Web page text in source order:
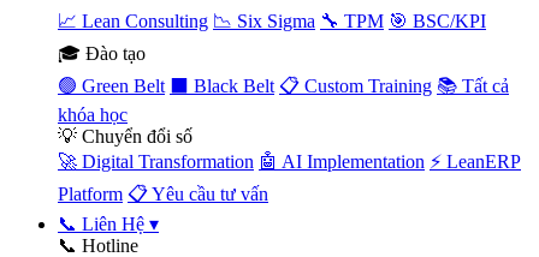
📈 Lean Consulting 📉 Six Sigma 🔧 TPM 🎯 BSC/KPI
🎓 Đào tạo
🟢 Green Belt
⬛ Black Belt 📋 Custom Training 📚 Tất cả
khóa học
💡 Chuyển đổi số
🚀 Digital Transformation 🤖 AI Implementation ⚡ LeanERP
Platform 📋 Yêu cầu tư vấn
📞 Liên Hệ ▾
📞 Hotline